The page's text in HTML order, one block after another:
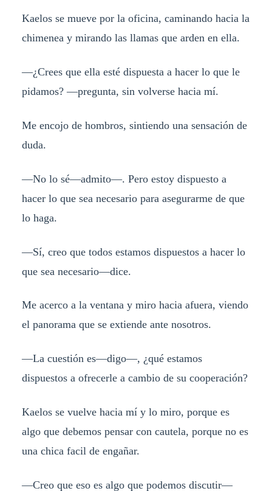
Kaelos se mueve por la oficina, caminando hacia la
chimenea y mirando las llamas que arden en ella.
—¿Crees que ella esté dispuesta a hacer lo que le
pidamos? —pregunta, sin volverse hacia mí.
Me encojo de hombros, sintiendo una sensación de
duda.
—No lo sé—admito—. Pero estoy dispuesto a
hacer lo que sea necesario para asegurarme de que
lo haga.
—Sí, creo que todos estamos dispuestos a hacer lo
que sea necesario—dice.
Me acerco a la ventana y miro hacia afuera, viendo
el panorama que se extiende ante nosotros.
—La cuestión es—digo—, ¿qué estamos
dispuestos a ofrecerle a cambio de su cooperación?
Kaelos se vuelve hacia mí y lo miro, porque es
algo que debemos pensar con cautela, porque no es
una chica facil de engañar.
—Creo que eso es algo que podemos discutir—